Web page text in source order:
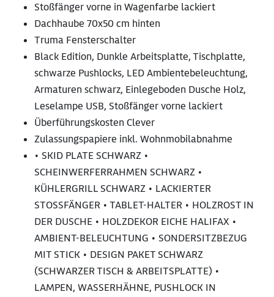
Stoßfänger vorne in Wagenfarbe lackiert
Dachhaube 70x50 cm hinten
Truma Fensterschalter
Black Edition, Dunkle Arbeitsplatte, Tischplatte,
schwarze Pushlocks, LED Ambientebeleuchtung,
Armaturen schwarz, Einlegeboden Dusche Holz,
Leselampe USB, Stoßfänger vorne lackiert
Überführungskosten Clever
Zulassungspapiere inkl. Wohnmobilabnahme
• SKID PLATE SCHWARZ •
SCHEINWERFERRAHMEN SCHWARZ •
KÜHLERGRILL SCHWARZ • LACKIERTER
STOSSFÄNGER • TABLET-HALTER • HOLZROST IN
DER DUSCHE • HOLZDEKOR EICHE HALIFAX •
AMBIENT-BELEUCHTUNG • SONDERSITZBEZUG
MIT STICK • DESIGN PAKET SCHWARZ
(SCHWARZER TISCH & ARBEITSPLATTE) •
LAMPEN, WASSERHÄHNE, PUSHLOCK IN